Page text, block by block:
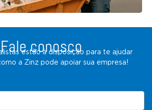
Fale conosco
estão à disposição para te ajudar
a Zinz pode apoiar sua empresa!